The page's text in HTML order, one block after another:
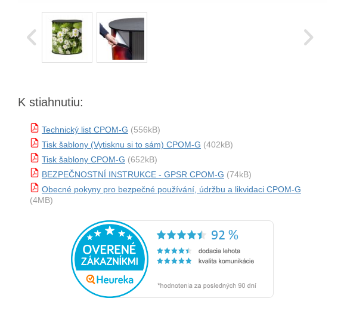
K stiahnutiu:
Technický list CPOM-G (556kB)
Tisk šablony (Vytisknu si to sám) CPOM-G (402kB)
Tisk šablony CPOM-G (652kB)
BEZPEČNOSTNÍ INSTRUKCE - GPSR CPOM-G (74kB)
Obecné pokyny pro bezpečné používání, údržbu a likvidaci CPOM-G
(4MB)